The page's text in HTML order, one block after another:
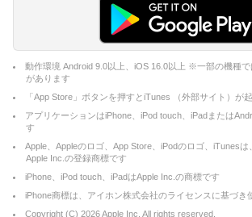
動作環境 Android 9.0以上、iOS 16.0以上 ※一部の機種
があります
「App Store」ボタンを押すとiTunes （外部サイト）が
アプリケーションはiPhone、iPod touch、iPadまたは
す
Apple、Appleのロゴ、App Store、iPodのロゴ、iTunes
Apple Inc.の登録商標です
iPhone、iPod touch、iPadはApple Inc.の商標です
iPhone商標は、アイホン株式会社のライセンスに基づき
Copyright (C) 2026Apple Inc. All rights reserved.